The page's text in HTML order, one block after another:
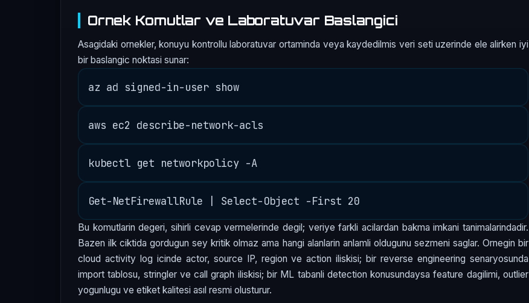
Ornek Komutlar ve Laboratuvar Baslangici
Asagidaki ornekler, konuyu kontrollu laboratuvar ortaminda veya kaydedilmis veri seti uzerinde ele alirken iyi
bir baslangic noktasi sunar:
Bu komutlarin degeri, sihirli cevap vermelerinde degil; veriye farkli acilardan bakma imkani tanimalarindadir.
Bazen ilk ciktida gordugun sey kritik olmaz ama hangi alanlarin anlamli oldugunu sezmeni saglar. Ornegin bir
cloud activity log icinde actor, source IP, region ve action iliskisi; bir reverse engineering senaryosunda
import tablosu, stringler ve call graph iliskisi; bir ML tabanli detection konusundaysa feature dagilimi, outlier
yogunlugu ve etiket kalitesi asıl resmi olusturur.